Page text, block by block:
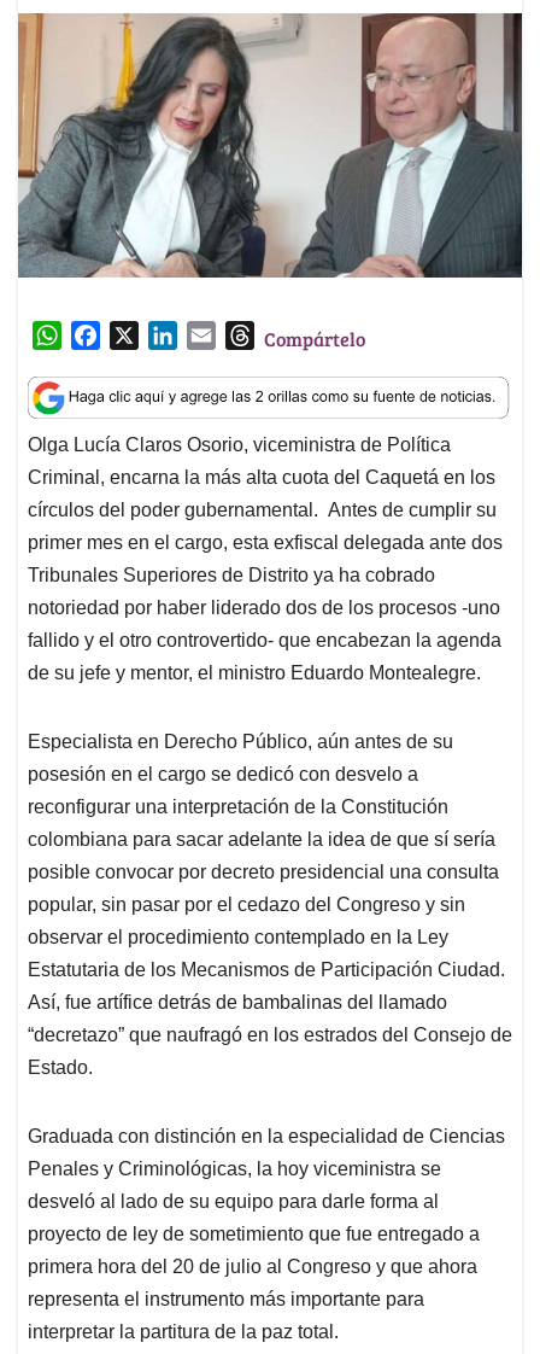
W
a
t
s
A
p
p
c
e
b
o
o
k
n
k
e
d
I
n
a
i
l
T
r
e
a
d
s
Compártelo
Olga Lucía Claros Osorio, viceministra de Política
Criminal, encarna la más alta cuota del Caquetá en los
círculos del poder gubernamental. Antes de cumplir su
primer mes en el cargo, esta exfiscal delegada ante dos
Tribunales Superiores de Distrito ya ha cobrado
notoriedad por haber liderado dos de los procesos -uno
fallido y el otro controvertido- que encabezan la agenda
de su jefe y mentor, el ministro Eduardo Montealegre.
Especialista en Derecho Público, aún antes de su
posesión en el cargo se dedicó con desvelo a
reconfigurar una interpretación de la Constitución
colombiana para sacar adelante la idea de que sí sería
posible convocar por decreto presidencial una consulta
popular, sin pasar por el cedazo del Congreso y sin
observar el procedimiento contemplado en la Ley
Estatutaria de los Mecanismos de Participación Ciudad.
Así, fue artífice detrás de bambalinas del llamado
“decretazo” que naufragó en los estrados del Consejo de
Estado.
Graduada con distinción en la especialidad de Ciencias
Penales y Criminológicas, la hoy viceministra se
desveló al lado de su equipo para darle forma al
proyecto de ley de sometimiento que fue entregado a
primera hora del 20 de julio al Congreso y que ahora
representa el instrumento más importante para
interpretar la partitura de la paz total.